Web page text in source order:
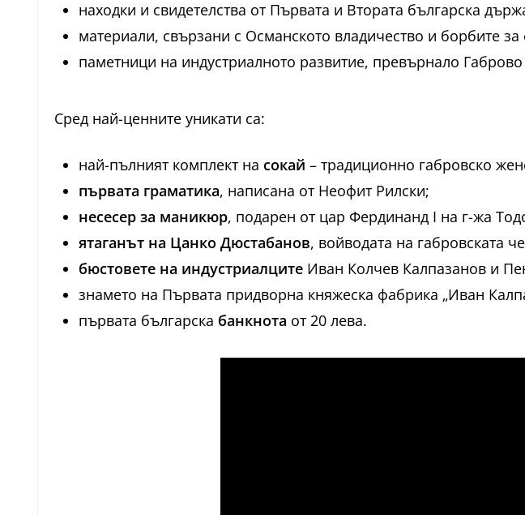
находки и свидетелства от Първата и Втората българска
материали, свързани с Османското владичество и борбите
паметници на индустриалното развитие, превърнало
Сред най-ценните уникати са:
най-пълният комплект на сокай – традиционно габровско
първата граматика, написана от Неофит Рилски;
несесер за маникюр, подарен от цар Фердинанд I на г-жа
ятаганът на Цанко Дюстабанов, войводата на габровската
бюстовете на индустриалците Иван Колчев Калпазанов и
знамето на Първата придворна княжеска фабрика „Иван
първата българска банкнота от 20 лева.